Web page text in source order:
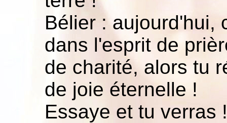
Bélier : aujourd'hui,
dans l'esprit de
de charité, alors tu
de joie éternelle !
Essaye et tu verras !